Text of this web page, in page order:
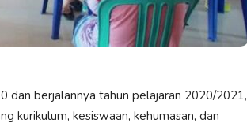
dan berjalannya tahun pelajaran 2020/2021,
kurikulum, kesiswaan, kehumasan, dan